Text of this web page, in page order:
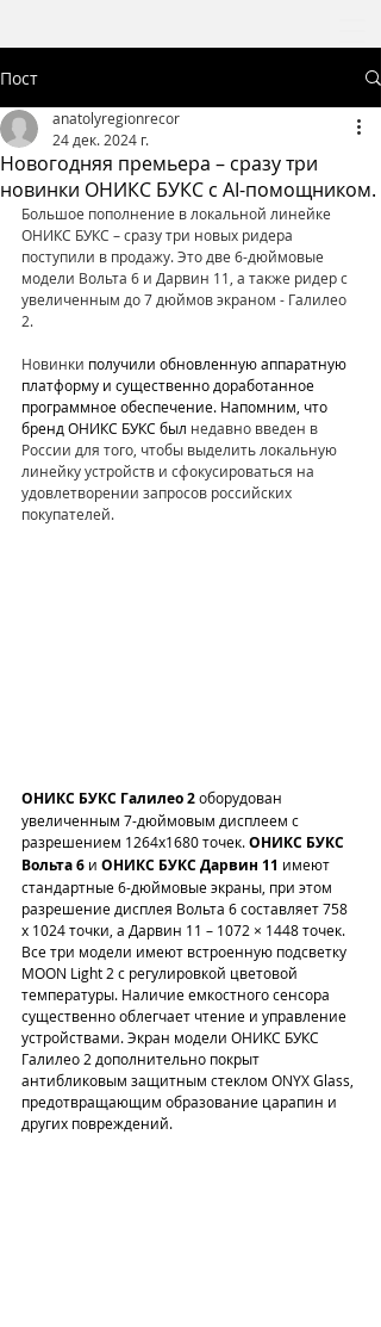
Пост
Новогодняя премьера – сразу три
новинки ОНИКС БУКС с AI-помощником.
anatolyregionrecor
24 дек. 2024 г.
Большое пополнение в локальной линейке
ОНИКС БУКС – сразу три новых ридера
поступили в продажу. Это две 6-дюймовые
модели Вольта 6 и Дарвин 11, а также ридер с
увеличенным до 7 дюймов экраном - Галилео
2.
Новинки получили обновленную аппаратную
платформу и существенно доработанное
программное обеспечение. Напомним, что
бренд ОНИКС БУКС был недавно введен в
России для того, чтобы выделить локальную
линейку устройств и сфокусироваться на
удовлетворении запросов российских
покупателей.
ОНИКС БУКС Галилео 2 оборудован
увеличенным 7-дюймовым дисплеем с
разрешением 1264x1680 точек. ОНИКС БУКС
Вольта 6 и ОНИКС БУКС Дарвин 11 имеют
стандартные 6-дюймовые экраны, при этом
разрешение дисплея Вольта 6 составляет 758
x 1024 точки, а Дарвин 11 – 1072 × 1448 точек.
Все три модели имеют встроенную подсветку
MOON Light 2 с регулировкой цветовой
температуры. Наличие емкостного сенсора
существенно облегчает чтение и управление
устройствами. Экран модели ОНИКС БУКС
Галилео 2 дополнительно покрыт
антибликовым защитным стеклом ONYX Glass,
предотвращающим образование царапин и
других повреждений.